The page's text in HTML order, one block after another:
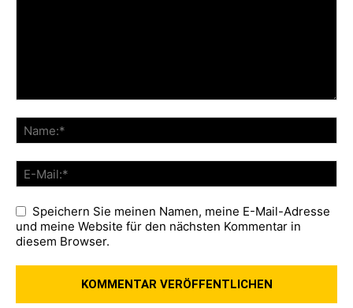
Speichern Sie meinen Namen, meine E-Mail-Adresse
und meine Website für den nächsten Kommentar in
diesem Browser.